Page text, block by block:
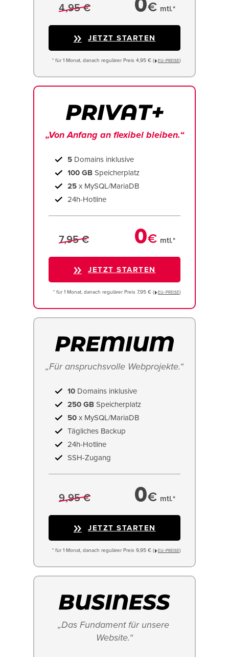
4,95 € € mtl.*
JETZT STARTEN
* für 1 Monat, danach regulärer Preis 4,95 € ( EU−PREISE)
„Von Anfang an flexibel bleiben.“
5 Domains inklusive
100 GB Speicherplatz
25 x MySQL/MariaDB
24h-Hotline
7,95 € 0€ mtl.*
JETZT STARTEN
* für 1 Monat, danach regulärer Preis 7,95 € ( EU−PREISE)
„Für anspruchsvolle Webprojekte.“
10 Domains inklusive
250 GB Speicherplatz
50 x MySQL/MariaDB
Tägliches Backup
24h-Hotline
SSH-Zugang
9,95 € 0€ mtl.*
JETZT STARTEN
* für 1 Monat, danach regulärer Preis 9,95 € ( EU−PREISE)
„Das Fundament für unsere
Website.“